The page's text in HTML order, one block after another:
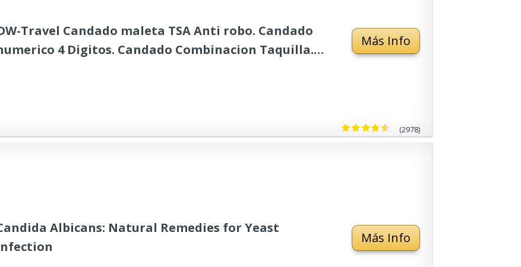
Travel Candado maleta TSA Anti robo. Candado
4 Digitos. Candado Combinacion Taquilla.
Más Info
(2978)
Albicans: Natural Remedies for Yeast
Más Info